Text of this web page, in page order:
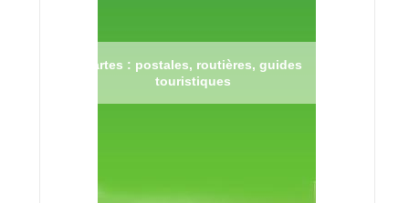
Cartes : postales, routières, guides
touristiques